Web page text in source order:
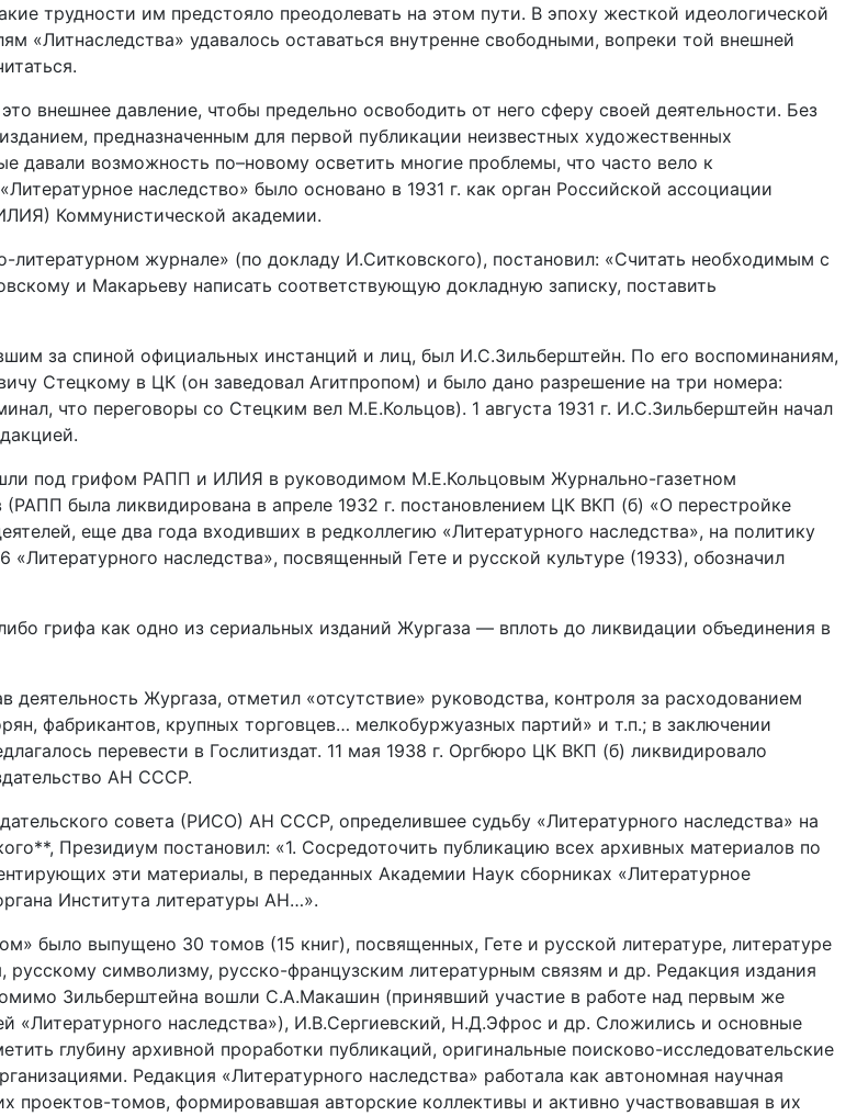
трудности им предстояло преодолевать на этом пути. В эпоху жесткой идеологической
«Литнаследства» удавалось оставаться внутренне свободными, вопреки той внешней
внешнее давление, чтобы предельно освободить от него сферу своей деятельности. Без
предназначенным для первой публикации неизвестных художественных
давали возможность по–новому осветить многие проблемы, что часто вело к
наследство» было основано в 1931 г. как орган Российской ассоциации
Коммунистической академии.
журнале» (по докладу И.Ситковского), постановил: «Считать необходимым с
и Макарьеву написать соответствующую докладную записку, поставить
за спиной официальных инстанций и лиц, был И.С.Зильберштейн. По его воспоминаниям,
Стецкому в ЦК (он заведовал Агитпропом) и было дано разрешение на три номера:
что переговоры со Стецким вел М.Е.Кольцов). 1 августа 1931 г. И.С.Зильберштейн начал
под грифом РАПП и ИЛИЯ в руководимом М.Е.Кольцовым Журнально-газетном
была ликвидирована в апреле 1932 г. постановлением ЦК ВКП (б) «О перестройке
еще два года входивших в редколлегию «Литературного наследства», на политику
наследства», посвященный Гете и русской культуре (1933), обозначил
грифа как одно из сериальных изданий Жургаза — вплоть до ликвидации объединения в
Жургаза, отметил «отсутствие» руководства, контроля за расходованием
фабрикантов, крупных торговцев… мелкобуржуазных партий» и т.п.; в заключении
перевести в Гослитиздат. 11 мая 1938 г. Оргбюро ЦК ВКП (б) ликвидировало
АН СССР.
совета (РИСО) АН СССР, определившее судьбу «Литературного наследства» на
Президиум постановил: «1. Сосредоточить публикацию всех архивных материалов по
эти материалы, в переданных Академии Наук сборниках «Литературное
Института литературы АН…».
было выпущено 30 томов (15 книг), посвященных, Гете и русской литературе, литературе
символизму, русско-французским литературным связям и др. Редакция издания
Зильберштейна вошли С.А.Макашин (принявший участие в работе над первым же
«Литературного наследства»), И.В.Сергиевский, Н.Д.Эфрос и др. Сложились и основные
глубину архивной проработки публикаций, оригинальные поисково-исследовательские
Редакция «Литературного наследства» работала как автономная научная
проектов-томов, формировавшая авторские коллективы и активно участвовавшая в их